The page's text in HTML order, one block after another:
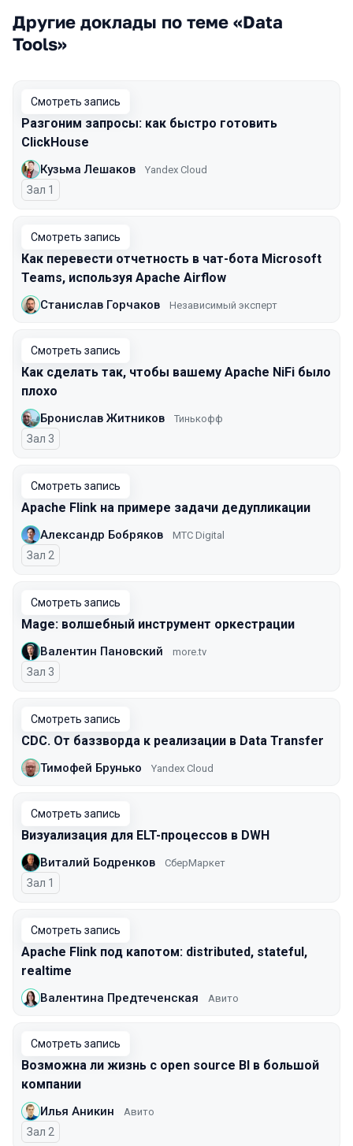
Другие доклады по теме «Data
Tools»
Смотреть запись
Разгоним запросы: как быстро готовить
ClickHouse
Кузьма Лешаков Yandex Cloud
Зал 1
Смотреть запись
Как перевести отчетность в чат-бота Microsoft
Teams, используя Apache Airflow
Станислав Горчаков Независимый эксперт
Смотреть запись
Как сделать так, чтобы вашему Apache NiFi было
плохо
Бронислав Житников Тинькофф
Зал 3
Смотреть запись
Apache Flink на примере задачи дедупликации
Александр Бобряков МТС Digital
Зал 2
Смотреть запись
Mage: волшебный инструмент оркестрации
Валентин Пановский more.tv
Зал 3
Смотреть запись
CDC. От баззворда к реализации в Data Transfer
Тимофей Брунько Yandex Cloud
Смотреть запись
Визуализация для ELT-процессов в DWH
Виталий Бодренков СберМаркет
Зал 1
Смотреть запись
Apache Flink под капотом: distributed, stateful,
realtime
Валентина Предтеченская Авито
Смотреть запись
Возможна ли жизнь с open source BI в большой
компании
Илья Аникин Авито
Зал 2